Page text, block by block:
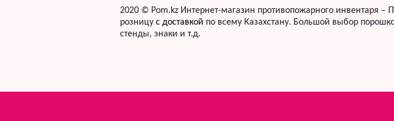
2020 © Pom.kz Интернет-магазин противопожарного инвентаря
розницу с доставкой по всему Казахстану. Большой выбор
стенды, знаки и т.д.